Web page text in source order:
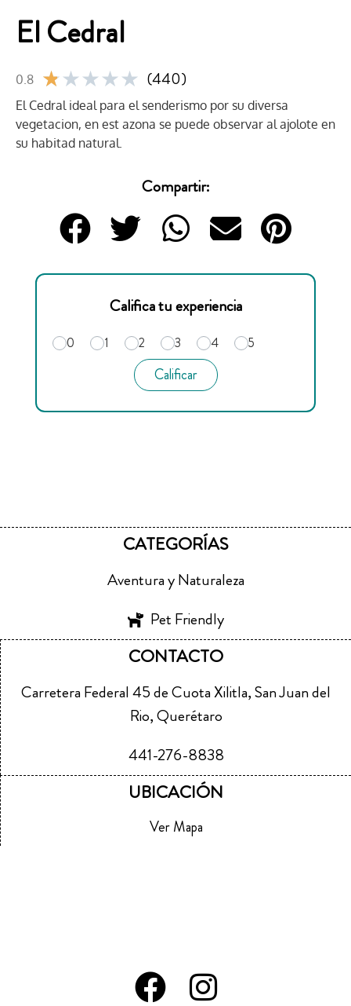
El Cedral
0.8 ★★★★★ (440)
El Cedral ideal para el senderismo por su diversa
vegetacion, en est azona se puede observar al ajolote en
su habitad natural.
Compartir:
Califica tu experiencia
0 1 2 3 4 5
Calificar
CATEGORÍAS
Aventura y Naturaleza
Pet Friendly
CONTACTO
Carretera Federal 45 de Cuota Xilitla, San Juan del
Rio, Querétaro
441-276-8838
UBICACIÓN
Ver Mapa